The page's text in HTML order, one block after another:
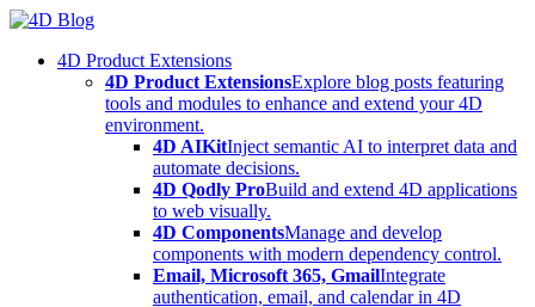
Skip
content4D Product Extensions
4D Product ExtensionsExplore blog posts featuring
tools and modules to enhance and extend your 4D
environment.
4D AIKitInject semantic AI to interpret data and
automate decisions.
4D Qodly ProBuild and extend 4D applications
to web visually.
4D ComponentsManage and develop
components with modern dependency control.
Email, Microsoft 365, GmailIntegrate
authentication, email, and calendar in 4D